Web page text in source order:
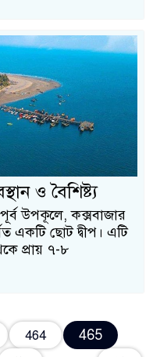
ও বৈশিষ্ট্য
পূর্ব উপকূলে, কক্সবাজার
একটি ছোট দ্বীপ। এটি
প্রায় ৭-৮
464 465